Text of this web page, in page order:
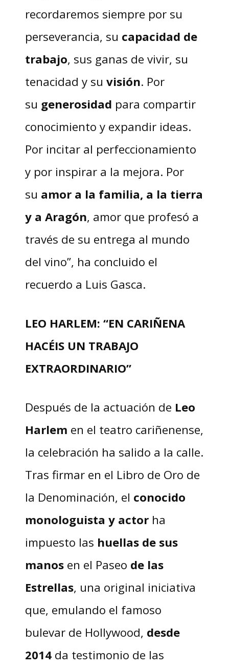
recordaremos siempre por su
perseverancia, su capacidad de
trabajo, sus ganas de vivir, su
tenacidad y su visión. Por
su generosidad para compartir
conocimiento y expandir ideas.
Por incitar al perfeccionamiento
y por inspirar a la mejora. Por
su amor a la familia, a la tierra
y a Aragón, amor que profesó a
través de su entrega al mundo
del vino”, ha concluido el
recuerdo a Luis Gasca.
LEO HARLEM: “EN CARIÑENA
HACÉIS UN TRABAJO
EXTRAORDINARIO”
Después de la actuación de Leo
Harlem en el teatro cariñenense,
la celebración ha salido a la calle.
Tras firmar en el Libro de Oro de
la Denominación, el conocido
monologuista y actorha
impuesto las huellas de sus
manosen el Paseo de las
Estrellas, una original iniciativa
que, emulando el famoso
bulevar de Hollywood, desde
2014da testimonio de las